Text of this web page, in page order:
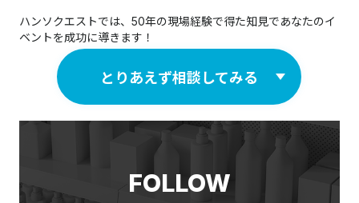
ハンソクエストでは、50年の現場経験で得た知見であなたのイ
ベントを成功に導きます！
とりあえず相談してみる
FOLLOW